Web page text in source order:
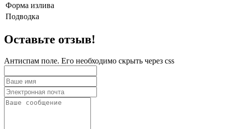
Форма излива
Подводка
Оставьте отзыв!
Антиспам поле. Его необходимо скрыть через css